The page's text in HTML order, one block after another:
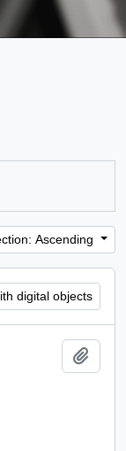
Ascending
digital objects